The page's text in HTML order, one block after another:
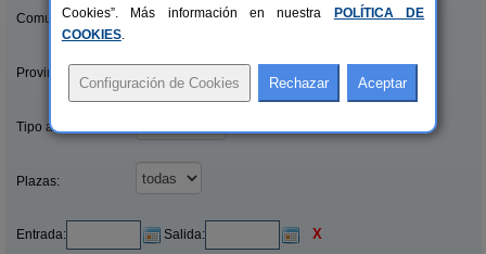
Comunidades:
Provincias/Islas:
Tipo alquiler:
Plazas:
Entrada: Salida: X
Cookies”. Más información en nuestra
POLÍTICA DE
COOKIES.